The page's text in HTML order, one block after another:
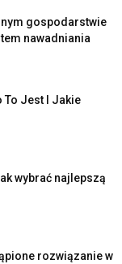
gospodarstwie
nawadniania
To Jest I Jakie
wybrać najlepszą
rozwiązanie w